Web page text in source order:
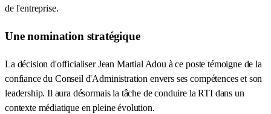
de l'entreprise.
Une nomination stratégique
La décision d'officialiser Jean Martial Adou à ce poste témoigne de la
confiance du Conseil d'Administration envers ses compétences et son
leadership. Il aura désormais la tâche de conduire la RTI dans un
contexte médiatique en pleine évolution.